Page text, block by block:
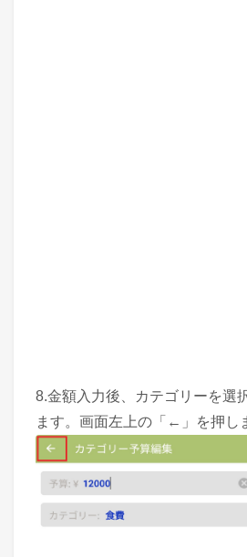
8.金額入力後、カテゴリーを選
ます。画面左上の「←」を押し